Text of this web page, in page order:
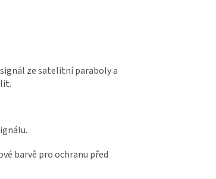
ze satelitní paraboly a
barvě pro ochranu před